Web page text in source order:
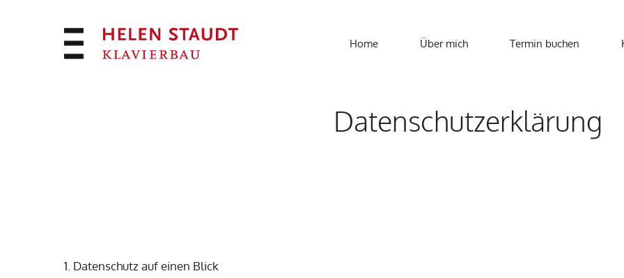
Home Über mich Termin buchen
Datenschutzerklärung
1. Datenschutz auf einen Blick